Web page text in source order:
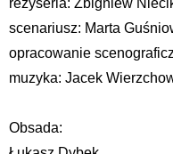
reżyseria: Zbigniew
scenariusz: Marta
opracowanie
muzyka: Jacek
Obsada: